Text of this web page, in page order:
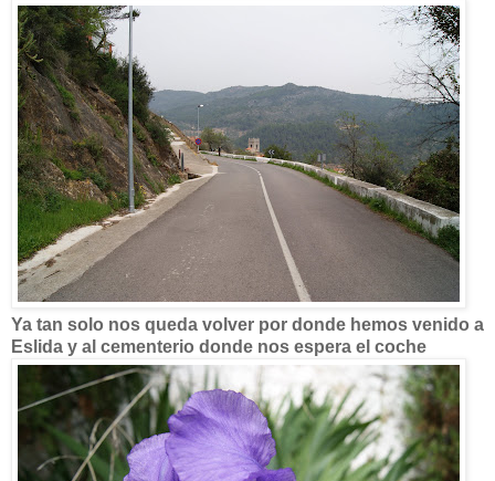
Ya tan solo nos queda volver por donde hemos venido a
Eslida y al cementerio donde nos espera el coche